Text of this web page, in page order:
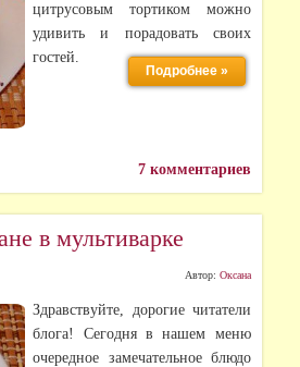
цитрусовым тортиком можно
удивить и порадовать своих
гостей.
Подробнее »
7 комментариев
в мультиварке
Автор: Оксана
Здравствуйте, дорогие читатели
блога! Сегодня в нашем меню
очередное замечательное блюдо